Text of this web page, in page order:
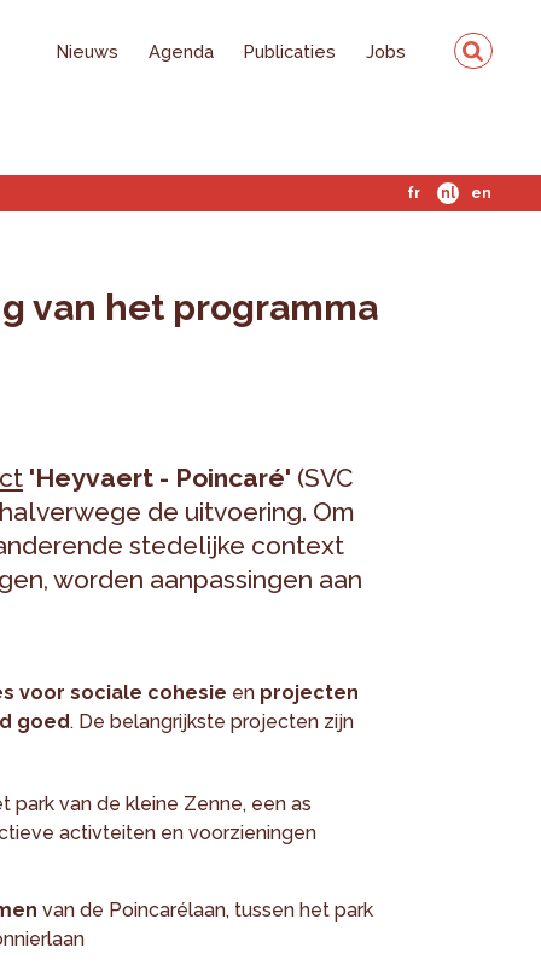
Nieuws Agenda Publicaties Jobs
fr nl en
van het programma
'Heyvaert - Poincaré' (SVC
de uitvoering. Om
stedelijke context
worden aanpassingen aan
voor sociale cohesie en projecten
goed. De belangrijkste projecten zijn
park van de kleine Zenne, een as
activteiten en voorzieningen
van de Poincarélaan, tussen het park